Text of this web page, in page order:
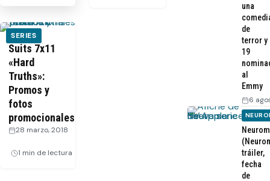
SERIES
Suits 7x11
«Hard
Truths»:
Promos y
fotos
promocionales
28 marzo, 2018
1 min de lectura
una
de
terror y
19
al
Emmy
6
tráiler,
fecha
de